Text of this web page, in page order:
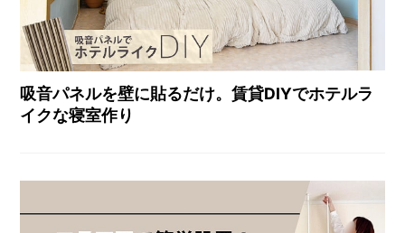
吸音パネルを壁に貼るだけ。賃貸DIYでホテルラ
イクな寝室作り